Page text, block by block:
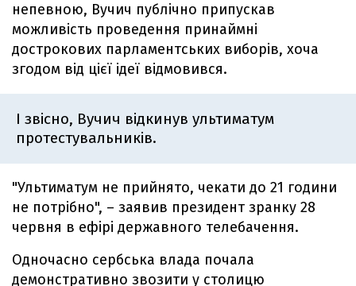
непевною, Вучич публічно припускав
можливість проведення принаймні
дострокових парламентських виборів, хоча
згодом від цієї ідеї відмовився.
І звісно, Вучич відкинув ультиматум
протестувальників.
"Ультиматум не прийнято, чекати до 21 години
не потрібно", – заявив президент зранку 28
червня в ефірі державного телебачення.
Одночасно сербська влада почала
демонстративно звозити у столицю